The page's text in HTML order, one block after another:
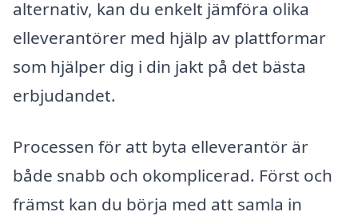
alternativ, kan du enkelt jämföra olika
elleverantörer med hjälp av plattformar
som hjälper dig i din jakt på det bästa
erbjudandet.
Processen för att byta elleverantör är
både snabb och okomplicerad. Först och
främst kan du börja med att samla in